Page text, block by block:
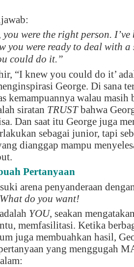
you were the right person.
you were ready to deal with
could do it.”
“I knew you could do it’
George. Di sana
kemampuannya walau masih
siratan TRUSTbahwa
Dan saat itu George juga
sebagai junior, tapi
dianggap mampu
Pertanyaan
arena penyanderaan
do you want!
YOU, seakan
memfasilitasi. Ketika
juga membuahkan hasil,
yang menggugah